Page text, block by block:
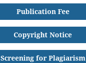
Publication Fee
Copyright Notice
Screening for Plagiarism